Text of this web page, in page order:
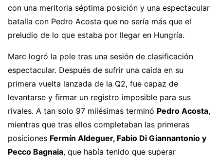
con una meritoria séptima posición y una espectacular
batalla con Pedro Acosta que no sería más que el
preludio de lo que estaba por llegar en Hungría.
Marc logró la pole tras una sesión de clasificación
espectacular. Después de sufrir una caída en su
primera vuelta lanzada de la Q2, fue capaz de
levantarse y firmar un registro imposible para sus
rivales. A tan solo 97 milésimas terminó Pedro Acosta,
mientras que tras ellos completaban las primeras
posiciones Fermín Aldeguer, Fabio Di Giannantonio y
Pecco Bagnaia, que había tenido que superar